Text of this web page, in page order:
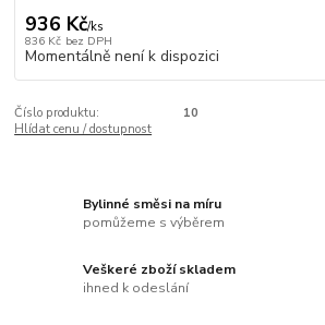
936 Kč/ks
836 Kč bez DPH
Momentálně není k dispozici
Číslo produktu:
10
Hlídat cenu / dostupnost
Bylinné směsi na míru
pomůžeme s výběrem
Veškeré zboží skladem
ihned k odeslání